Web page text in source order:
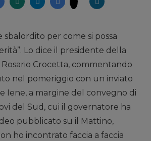
sbalordito per come si possa
Lo dice il presidente della
Rosario Crocetta, commentando
nel pomeriggio con un inviato
Iene, a margine del convegno di
del Sud, cui il governatore ha
pubblicato su il Mattino,
ho incontrato faccia a faccia